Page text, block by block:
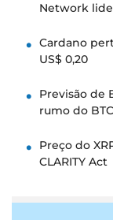
Network
Cardano
US$ 0,20
Previsão de
rumo do BTC
Preço do
CLARITY Act